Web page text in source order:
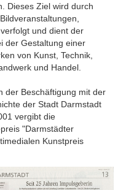
Dieses Ziel wird durch
und dient der
der Gestaltung einer
von Kunst, Technik,
und Handel.
der Beschäftigung mit der
der Stadt Darmstadt
vergibt die
"Darmstädter
Kunstpreis